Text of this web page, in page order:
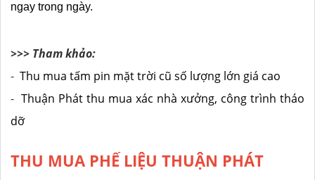
ngay trong ngày.
>>> Tham khảo:
- Thu mua tấm pin mặt trời cũ số lượng lớn giá cao
- Thuận Phát thu mua xác nhà xưởng, công trình tháo
dỡ
THU MUA PHẾ LIỆU THUẬN PHÁT